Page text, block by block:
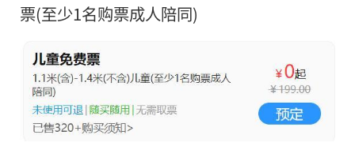
票(至少1名购票成人陪同)